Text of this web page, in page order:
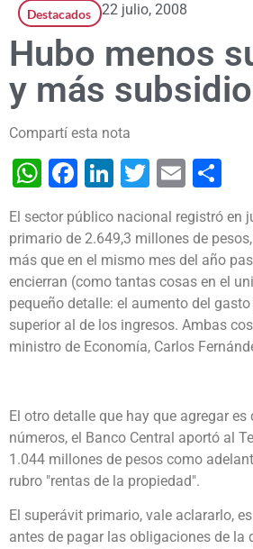
Destacados 22 julio, 2008
Hubo menos
y más
Compartí esta nota
WhatsApp
Facebook
LinkedIn
Twitter
Email
El sector público nacional registró en
primario de 2.649,3 millones de
más que en el mismo mes del año
encierran (como tantas cosas en el
pequeño detalle: el aumento del
superior al de los ingresos. Ambas
ministro de Economía, Carlos
El otro detalle que hay que agregar
números, el Banco Central aportó al
1.044 millones de pesos como
rubro "rentas de la propiedad".
El superávit primario, vale aclararlo,
antes de pagar las obligaciones de la